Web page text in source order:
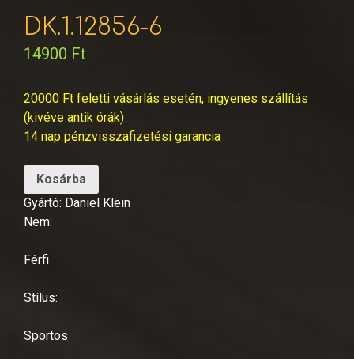
DK.1.12856-6
14900 Ft
20000 Ft feletti vásárlás esetén, ingyenes szállítás
(kivéve antik órák)
14 nap pénzvisszafizetési garancia
Kosárba
Gyártó: Daniel Klein
Nem:
Férfi
Stílus:
Sportos